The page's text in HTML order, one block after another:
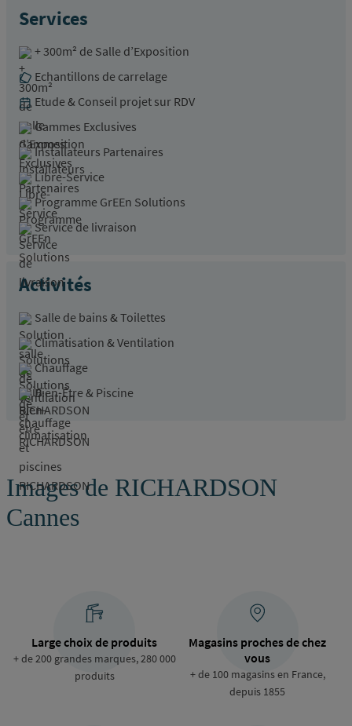
Services
+ 300m² de Salle d’Exposition
Echantillons de carrelage
Etude & Conseil projet sur RDV
Gammes Exclusives
Installateurs Partenaires
Libre-Service
Programme GrEEn Solutions
Service de livraison
Activités
Salle de bains & Toilettes
Climatisation & Ventilation
Chauffage
Bien-Être & Piscine
Images de RICHARDSON
Cannes
Large choix de produits
+ de 200 grandes marques, 280 000
produits
Magasins proches de chez
vous
+ de 100 magasins en France,
depuis 1855